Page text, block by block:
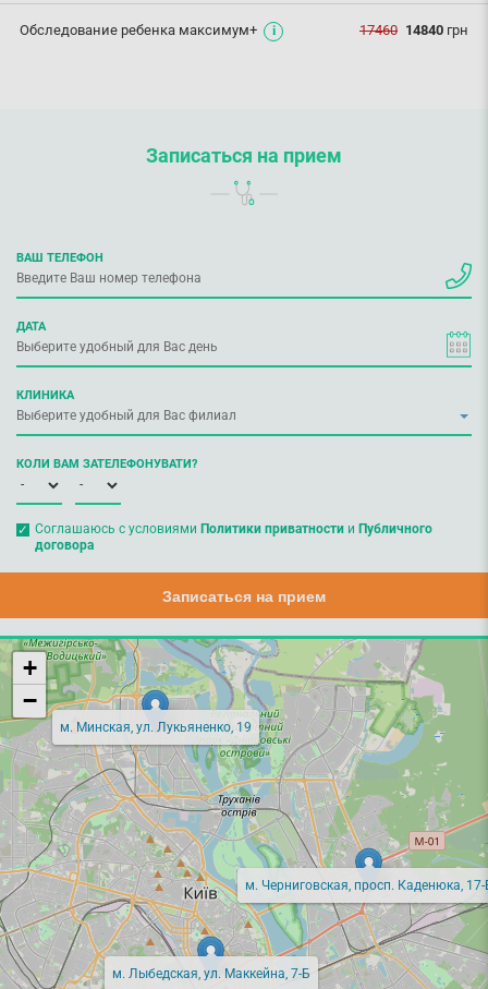
17460 14840 грн
Обследование ребенка максимум+
Записаться на прием
ВАШ ТЕЛЕФОН
ДАТА
КЛИНИКА
КОЛИ ВАМ ЗАТЕЛЕФОНУВАТИ?
Соглашаюсь с условиями Политики приватностии Публичного
договора
Записаться на прием
м. Минская, ул. Лукьяненко, 19
м. Лыбедская, ул. Маккейна, 7-Б
м. Черниговская, просп. Каденюка, 17-
+
−